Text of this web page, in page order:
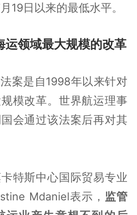
19日以来的最低水平。
运领域最大规模的改革
案是自1998年以来针对
模改革。世界航运理事
会通过该法案后再对其
特斯中心国际贸易专业
Mdaniel表示， 监管